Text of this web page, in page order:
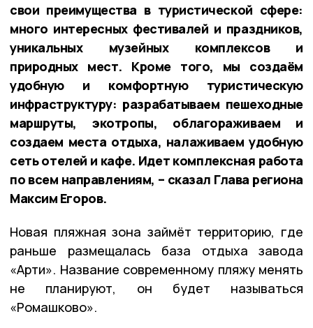
свои преимущества в туристической сфере:
много интересных фестивалей и праздников,
уникальных музейных комплексов и
природных мест. Кроме того, мы создаём
удобную и комфортную туристическую
инфраструктуру: разрабатываем пешеходные
маршруты, экотропы, облагораживаем и
создаем места отдыха, налаживаем удобную
сеть отелей и кафе. Идет комплексная работа
по всем направлениям, – сказал Глава региона
Максим Егоров.
Новая пляжная зона займёт территорию, где
раньше размещалась база отдыха завода
«Арти». Название современному пляжу менять
не планируют, он будет называться
«Ромашково».